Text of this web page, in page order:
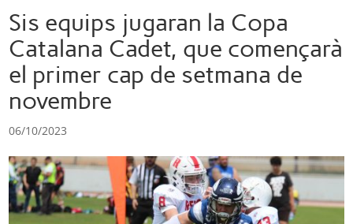
Sis equips jugaran la Copa
Catalana Cadet, que començarà
el primer cap de setmana de
novembre
06/10/2023